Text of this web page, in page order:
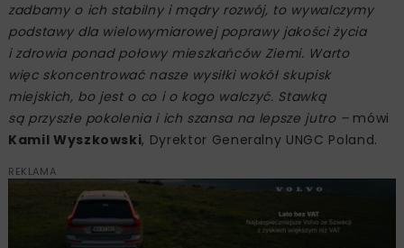
zadbamy o ich stabilny i mądry rozwój, to wywalczymy
podstawy dla wielowymiarowej poprawy jakości życia
i zdrowia ponad połowy mieszkańców Ziemi. Warto
więc skoncentrować nasze wysiłki wokół skupisk
miejskich, bo jest o co i o kogo walczyć. Stawką
są przyszłe pokolenia i ich szansa na lepsze jutro – mówi
Kamil Wyszkowski, Dyrektor Generalny UNGC Poland.
REKLAMA